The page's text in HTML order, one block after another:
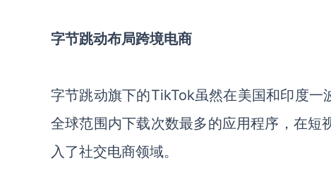
字节跳动布局跨境电商
字节跳动旗下的TikTok虽然在美国和印度一
全球范围内下载次数最多的应用程序，在短
入了社交电商领域。